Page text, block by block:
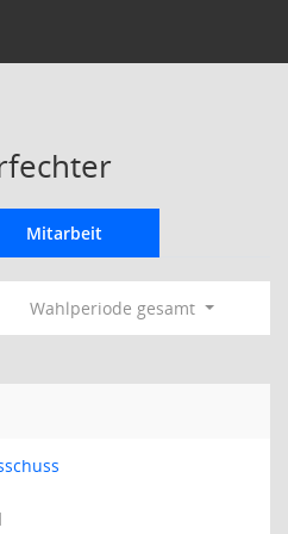
Mitarbeit
Wahlperiode gesamt